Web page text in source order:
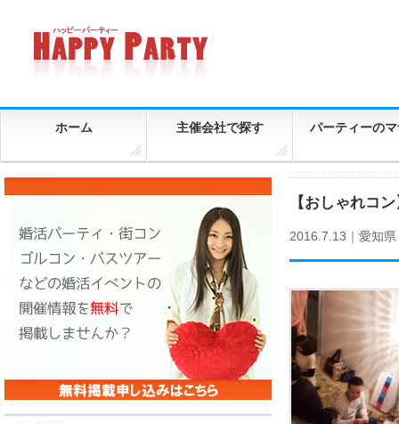
ホーム 主催会社で探す パーティーの
【おしゃれコ
2016.7.13｜ 愛知県